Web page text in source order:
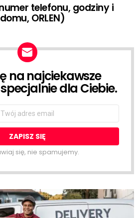
telefonu, godziny i
ORLEN)
na najciekawsze
dla Ciebie.
się, nie spamujemy.